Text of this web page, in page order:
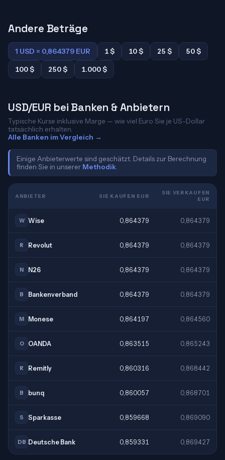
Andere Beträge
1 USD = 0,864379 EUR 1 $ 10 $ 25 $
50 $
100 $
250 $ 1.000 $
USD/EUR bei Banken & Anbietern
Typische Kurse inklusive Marge — wie viel Euro Sie je US-Dollar
tatsächlich erhalten.
Alle Banken im Vergleich →
Einige Anbieterwerte sind geschätzt. Details zur Berechnung
finden Sie in unserer Methodik
ANBIETER SIE KAUFEN EUR
SIE VERKAUFEN
EUR
W Wise 0,864379 0,864379
R Revolut 0,864379 0,864379
N N26 0,864379 0,864379
B Bankenverband 0,864379 0,864379
M Monese 0,864197 0,864560
O OANDA 0,863515 0,865243
R Remitly 0,860316 0,868442
B bunq 0,860057 0,868701
S Sparkasse 0,859668 0,869090
DB Deutsche Bank 0,859331 0,869427